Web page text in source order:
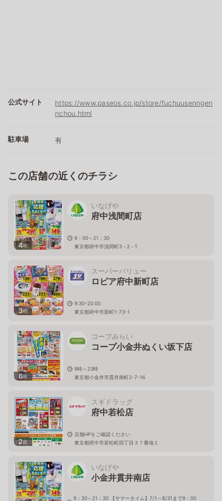
公式サイト
https://www.paseos.co.jp/store/fuchuusenngen
nchou.html
駐車場 有
この店舗の近くのチラシ
4枚
いなげや
府中浅間町店
9：00～21：30
東京都府中市浅間町3－2－1
3枚
スーパーバリュー
ロピア府中新町店
9:30-20:00
東京都府中市新町1-73-1
6枚
コープみらい
コープ小金井ぬくい坂下店
9時～23時
東京都小金井市貫井南町2-7-16
2枚
スギドラッグ
府中若松店
店舗HPをご確認ください
東京都府中市若松町四丁目３７番地１
いなげや
小金井貫井南店
9：30～21：30 【サマータイム】7/1～8/31まで9：00